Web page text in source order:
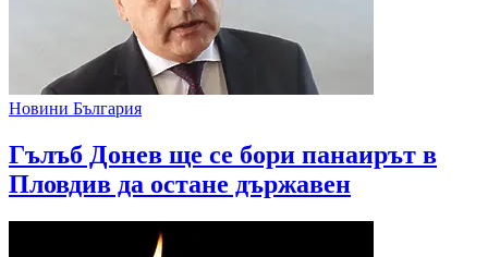
Новини България
Гълъб Донев ще се бори панаирът в
Пловдив да остане държавен